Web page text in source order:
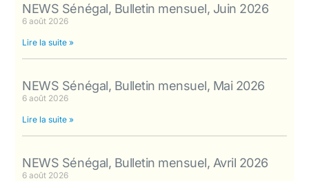
NEWS Sénégal, Bulletin mensuel, Juin 2026
6 août 2026
Lire la suite »
NEWS Sénégal, Bulletin mensuel, Mai 2026
6 août 2026
Lire la suite »
NEWS Sénégal, Bulletin mensuel, Avril 2026
6 août 2026